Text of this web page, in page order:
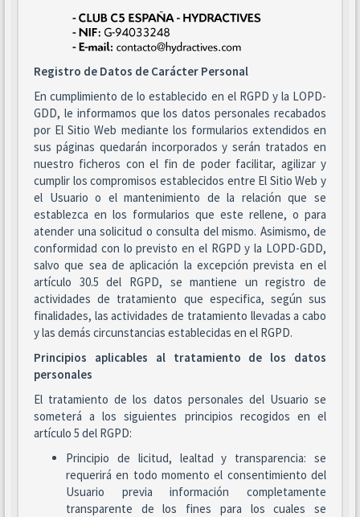
Registro de Datos de Carácter Personal
En cumplimiento de lo establecido en el RGPD y la LOPD-
GDD, le informamos que los datos personales recabados
por El Sitio Web mediante los formularios extendidos en
sus páginas quedarán incorporados y serán tratados en
nuestro ficheros con el fin de poder facilitar, agilizar y
cumplir los compromisos establecidos entre El Sitio Web y
el Usuario o el mantenimiento de la relación que se
establezca en los formularios que este rellene, o para
atender una solicitud o consulta del mismo. Asimismo, de
conformidad con lo previsto en el RGPD y la LOPD-GDD,
salvo que sea de aplicación la excepción prevista en el
artículo 30.5 del RGPD, se mantiene un registro de
actividades de tratamiento que especifica, según sus
finalidades, las actividades de tratamiento llevadas a cabo
y las demás circunstancias establecidas en el RGPD.
Principios aplicables al tratamiento de los datos
personales
El tratamiento de los datos personales del Usuario se
someterá a los siguientes principios recogidos en el
artículo 5 del RGPD:
Principio de licitud, lealtad y transparencia: se
requerirá en todo momento el consentimiento del
Usuario previa información completamente
transparente de los fines para los cuales se